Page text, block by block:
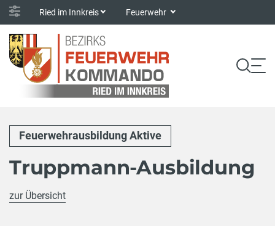
Ried im Innkreis Feuerwehr
Feuerwehrausbildung Aktive
Truppmann-Ausbildung
zur Übersicht